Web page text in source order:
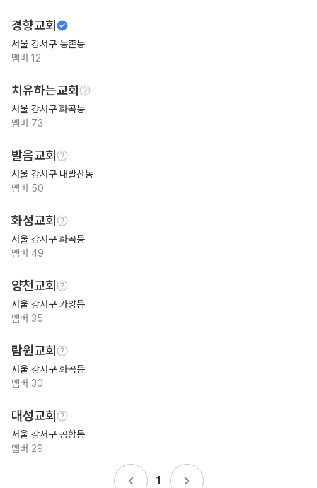
경향교회
서울 강서구 등촌동
멤버 12
치유하는교회
서울 강서구 화곡동
멤버 73
발음교회
서울 강서구 내발산동
멤버 50
화성교회
서울 강서구 화곡동
멤버 49
양천교회
서울 강서구 가양동
멤버 35
람원교회
서울 강서구 화곡동
멤버 30
대성교회
서울 강서구 공항동
멤버 29
1